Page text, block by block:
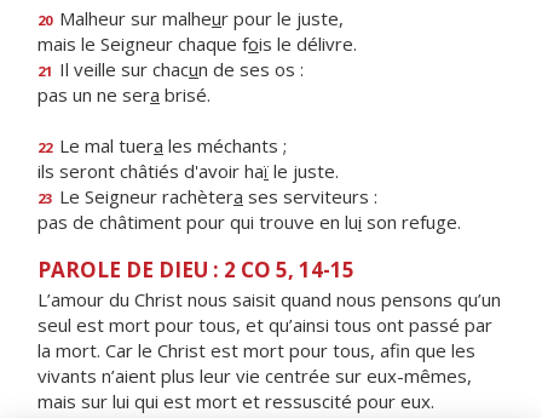
20 Malheur sur malheur pour le juste,
mais le Seigneur chaque fois le délivre.
21 Il veille sur chacun de ses os :
pas un ne sera brisé.
22 Le mal tuera les méchants ;
ils seront châtiés d'avoir haï le juste.
23 Le Seigneur rachètera ses serviteurs :
pas de châtiment pour qui trouve en lui son refuge.
PAROLE DE DIEU : 2 CO 5, 14-15
L’amour du Christ nous saisit quand nous pensons qu’un
seul est mort pour tous, et qu’ainsi tous ont passé par
la mort. Car le Christ est mort pour tous, afin que les
vivants n’aient plus leur vie centrée sur eux-mêmes,
mais sur lui qui est mort et ressuscité pour eux.